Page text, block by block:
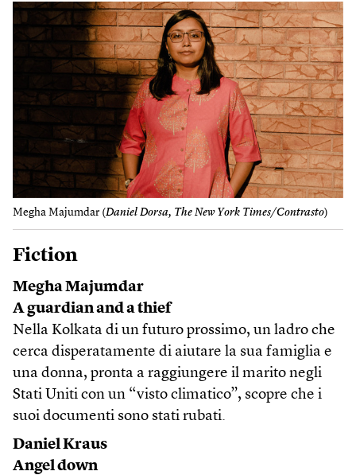
Megha Majumdar (Daniel Dorsa, The New York Times/Contrasto)
Fiction
Megha Majumdar
A guardian and a thief
Nella Kolkata di un futuro prossimo, un ladro che
cerca disperatamente di aiutare la sua famiglia e
una donna, pronta a raggiungere il marito negli
Stati Uniti con un “visto climatico”, scopre che i
suoi documenti sono stati rubati.
Daniel Kraus
Angel down